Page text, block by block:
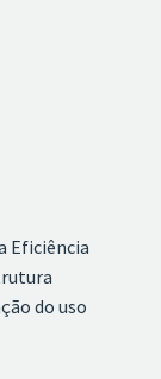
Eficiência
do uso